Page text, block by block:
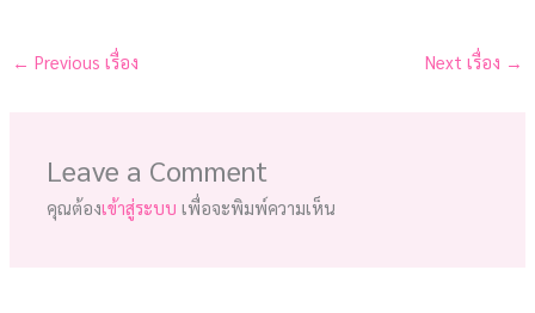
← Previous เรื่อง Next เรื่อง →
Leave a Comment
คุณต้องเข้าสู่ระบบ เพื่อจะพิมพ์ความเห็น